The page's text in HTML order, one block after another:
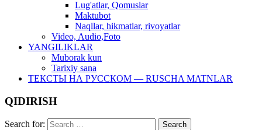
Lug'atlar, Qomuslar
Maktubot
Naqllar, hikmatlar, rivoyatlar
Video, Audio,Foto
YANGILIKLAR
Muborak kun
Tarixiy sana
ТЕКСТЫ НА РУССКОМ — RUSCHA MATNLAR
QIDIRISH
Search for: